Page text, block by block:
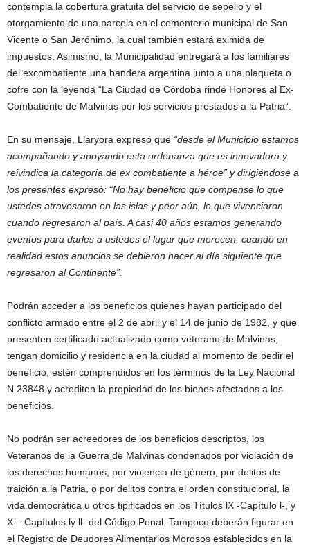
contempla la cobertura gratuita del servicio de sepelio y el
otorgamiento de una parcela en el cementerio municipal de San
Vicente o San Jerónimo, la cual también estará eximida de
impuestos. Asimismo, la Municipalidad entregará a los familiares
del excombatiente una bandera argentina junto a una plaqueta o
cofre con la leyenda “La Ciudad de Córdoba rinde Honores al Ex-
Combatiente de Malvinas por los servicios prestados a la Patria”.
En su mensaje, Llaryora expresó que “desde el Municipio estamos
acompañando y apoyando esta ordenanza que es innovadora y
reivindica la categoría de ex combatiente a héroe” y dirigiéndose a
los presentes expresó: “No hay beneficio que compense lo que
ustedes atravesaron en las islas y peor aún, lo que vivenciaron
cuando regresaron al país. A casi 40 años estamos generando
eventos para darles a ustedes el lugar que merecen, cuando en
realidad estos anuncios se debieron hacer al día siguiente que
regresaron al Continente”.
Podrán acceder a los beneficios quienes hayan participado del
conflicto armado entre el 2 de abril y el 14 de junio de 1982, y que
presenten certificado actualizado como veterano de Malvinas,
tengan domicilio y residencia en la ciudad al momento de pedir el
beneficio, estén comprendidos en los términos de la Ley Nacional
N 23848 y acrediten la propiedad de los bienes afectados a los
beneficios.
No podrán ser acreedores de los beneficios descriptos, los
Veteranos de la Guerra de Malvinas condenados por violación de
los derechos humanos, por violencia de género, por delitos de
traición a la Patria, o por delitos contra el orden constitucional, la
vida democrática u otros tipificados en los Títulos lX -Capítulo l-, y
X – Capítulos ly ll- del Código Penal. Tampoco deberán figurar en
el Registro de Deudores Alimentarios Morosos establecidos en la